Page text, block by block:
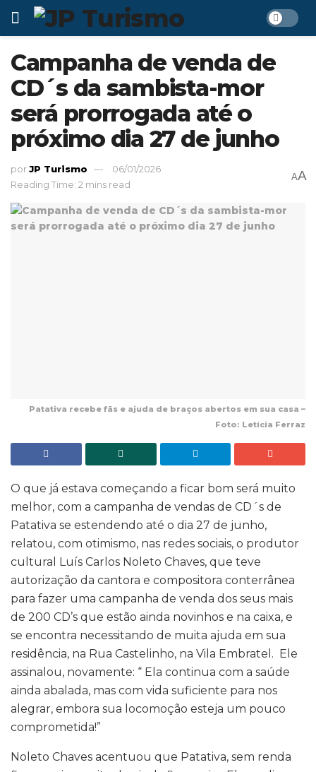
Campanha de venda de
CD´s da sambista-mor
será prorrogada até o
próximo dia 27 de junho
porJP Turismo
06/01/2026
Reading Time: 2 mins read
AA
Patativa recebe fãs e ajuda de braços abertos em sua casa –
Foto: Letícia Ferraz
O que já estava começando a ficar bom será muito
melhor, com a campanha de vendas de CD´s de
Patativa se estendendo até o dia 27 de junho,
relatou, com otimismo, nas redes sociais, o produtor
cultural Luís Carlos Noleto Chaves, que teve
autorização da cantora e compositora conterrânea
para fazer uma campanha de venda dos seus mais
de 200 CD’s que estão ainda novinhos e na caixa, e
se encontra necessitando de muita ajuda em sua
residência, na Rua Castelinho, na Vila Embratel. Ele
assinalou, novamente: “ Ela continua com a saúde
ainda abalada, mas com vida suficiente para nos
alegrar, embora sua locomoção esteja um pouco
comprometida!”
Noleto Chaves acentuou que Patativa, sem renda